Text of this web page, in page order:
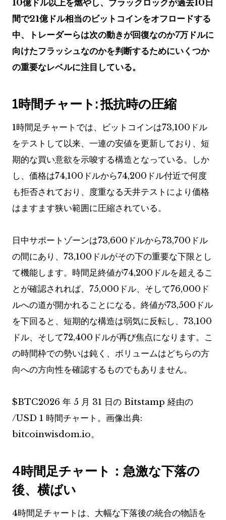
10億ドル以上を燃やし、ブラックロックが過去10日
間で21億ドル相当のビットコインをオフロードする
中、トレーダーらは次の動きが回復なのか7万ドルに
向けたフラッシュなのかを判断するためにいくつか
の重要なレベルに注目している。
1時間チャート: 抵抗時の圧縮
1時間足チャートでは、ビットコインは73,100ドル
をテストして以来、一連の安値を更新しており、短
期的な買い意欲を示唆する構造となっている。しか
し、価格は74,100ドルから74,200ドル付近で何度
も拒否されており、度重なる天井テストにより価格
はますます狭い範囲に圧縮されている。
日中サポートゾーンは73,600ドルから73,700ドル
の間にあり、73,100ドルがその下の重要な下限とし
て機能します。時間足終値が74,200ドルを超えるこ
とが確認されれば、75,000ドル、そして76,000ド
ルへの道が開かれることになる。終値が73,500ドル
を下回ると、短期的な構造は弱気に反転し、73,100
ドル、そして72,400ドルが再び焦点になります。こ
の時間枠での勢いは鈍く、ボリュームはどちらの方
向への方向性を確認するものでもありません。
$BTC2026 年 5 月 31 日の Bitstamp 経由の
/USD 1 時間チャート。画像出典:
bitcoinwisdom.io。
4時間足チャート：急激な下落の
後、横ばい
4時間足チャートは、大幅な下落後の統合の物語を